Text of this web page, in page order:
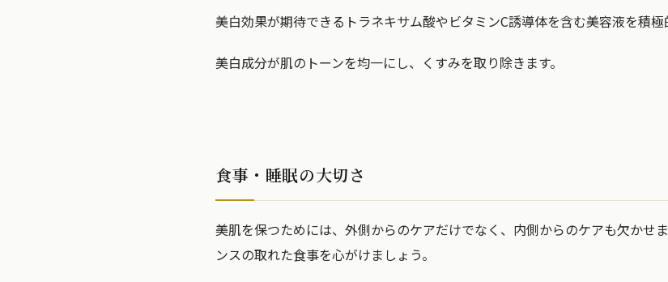
美白効果が期待できるトラネキサム酸やビタミンC誘導体を含む美容液を積極
美白成分が肌のトーンを均一にし、くすみを取り除きます。
食事・睡眠の大切さ
美肌を保つためには、外側からのケアだけでなく、内側からのケアも欠かせ
ンスの取れた食事を心がけましょう。